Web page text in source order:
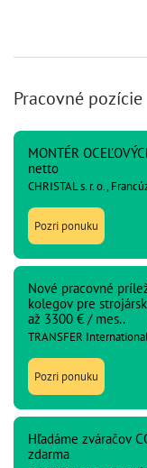
Pracovné pozície
MONTÉR
netto
CHRISTAL s. r. o.,
Pozri ponuku
Nové pracovné
kolegov pre
až 3300 € / mes..
TRANSFER
Pozri ponuku
Hľadáme zváračov
zdarma